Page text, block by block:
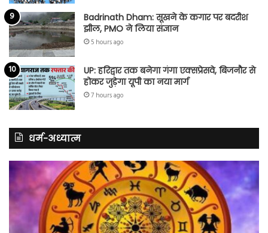
Badrinath Dham: सूखने के कगार पर बदरीश
झील, PMO ने लिया संज्ञान
5 hours ago
UP: हरिद्वार तक बनेगा गंगा एक्सप्रेसवे, बिजनौर से
होकर जुड़ेगा यूपी का नया मार्ग
7 hours ago
धर्म-अध्यात्म